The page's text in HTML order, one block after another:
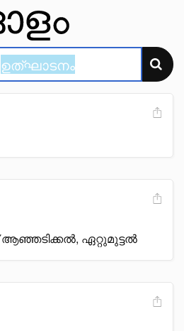
ആഞ്ഞടിക്കൽ, ഏറ്റുമുട്ടൽ